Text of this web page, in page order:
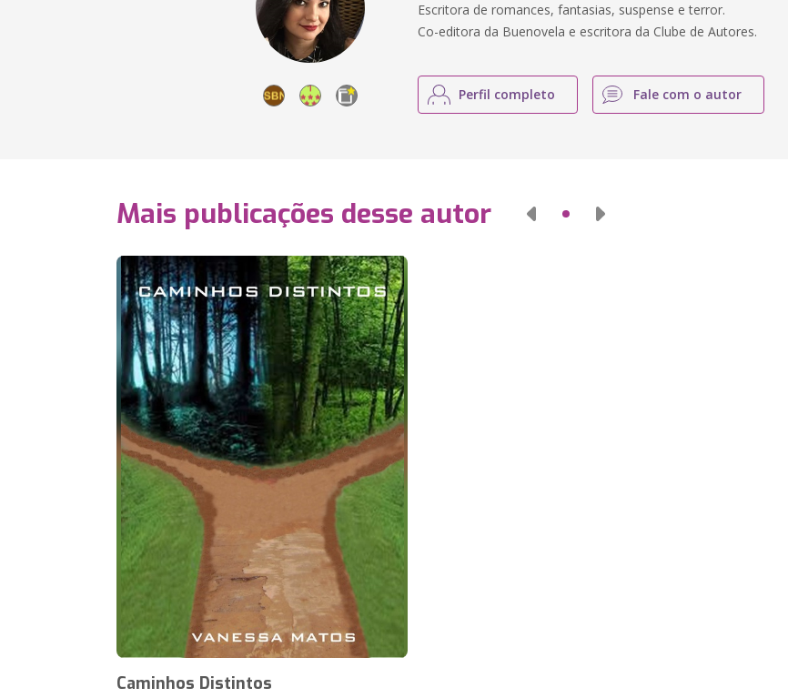
Escritora de romances, fantasias, suspense e terror.
Co-editora da Buenovela e escritora da Clube de Autores.
Perfil completo Fale com o autor
Mais publicações desse autor
Caminhos Distintos